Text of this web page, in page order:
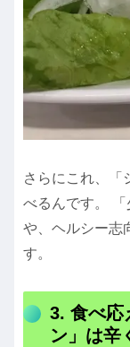
さらにこれ、「
べるんです。
や、ヘルシー志
す。
3. 食べ応
ン」は辛